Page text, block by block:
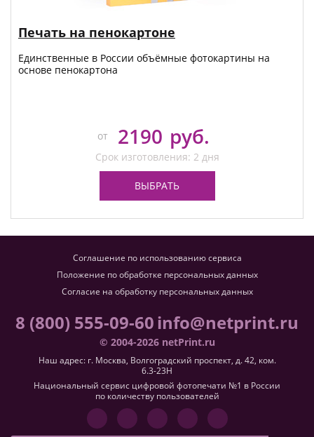
Печать на пенокартоне
Единственные в России объёмные фотокартины на
основе пенокартона
от 2190 руб.
Срок изготовления: 2 дня
ВЫБРАТЬ
Соглашение по использованию сервиса
Положение по обработке персональных данных
Согласие на обработку персональных данных
8 (800) 555-09-60info@netprint.ru
© 2004-2026 netPrint.ru
Наш адрес: г. Москва, Волгоградский проспект, д. 42, ком.
6.3-23H
Национальный сервис цифровой фотопечати №1 в России
по количеству пользователей